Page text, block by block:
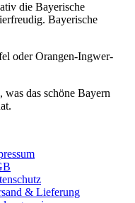
die Bayerische
Bayerische
oder Orangen-Ingwer-
das schöne Bayern
& Lieferung